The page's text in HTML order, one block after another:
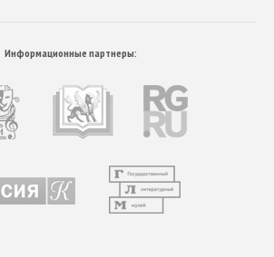
Информационные партнеры: